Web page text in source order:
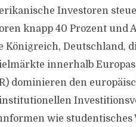
Investoren
knapp 40 Prozent und
Königreich, Deutschland,
innerhalb
dominieren den
wie studentisches